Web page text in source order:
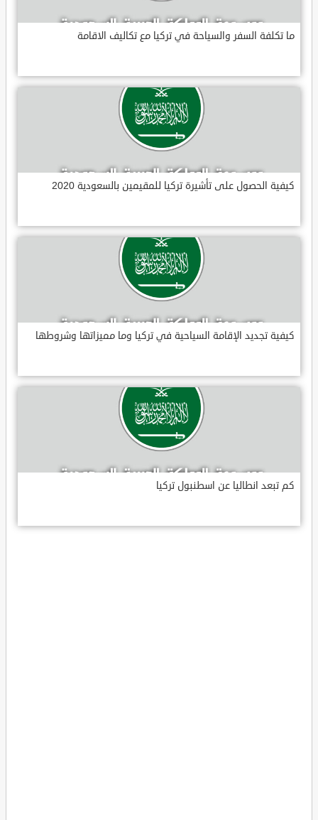
ما تكلفة السفر والسياحة في تركيا مع تكاليف الاقامة
كيفية الحصول على تأشيرة تركيا للمقيمين بالسعودية 2020
كيفية تجديد الإقامة السياحية في تركيا وما مميزاتها وشروطها
كم تبعد انطاليا عن اسطنبول تركيا